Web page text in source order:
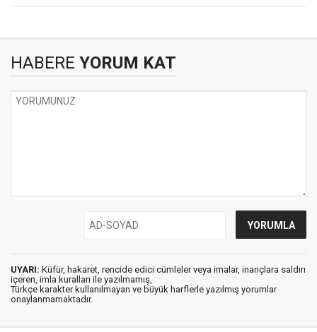
HABERE YORUM KAT
UYARI: Küfür, hakaret, rencide edici cümleler veya imalar, inançlara saldırı
içeren, imla kuralları ile yazılmamış,
Türkçe karakter kullanılmayan ve büyük harflerle yazılmış yorumlar
onaylanmamaktadır.